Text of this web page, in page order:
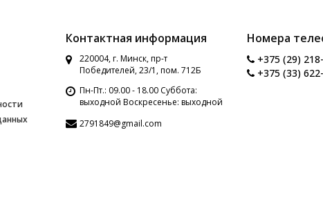
Контактная информация
220004, г. Минск, пр-т
Победителей, 23/1, пом. 712Б
Пн-Пт.: 09.00 - 18.00 Суббота:
выходной Воскресенье: выходной
2791849@gmail.com
Номера
+375 (29)
+375 (33)